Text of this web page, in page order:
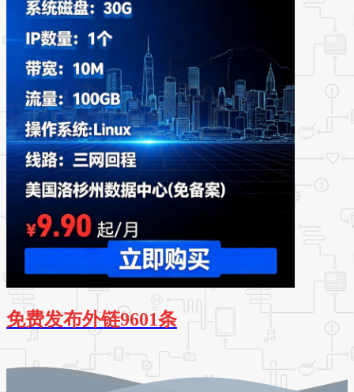
免费发布外链9601条